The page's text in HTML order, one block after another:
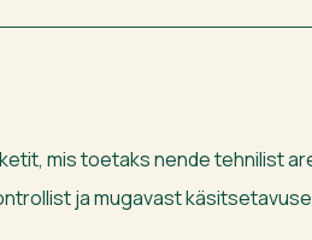
mis toetaks nende tehnilist
ja mugavast